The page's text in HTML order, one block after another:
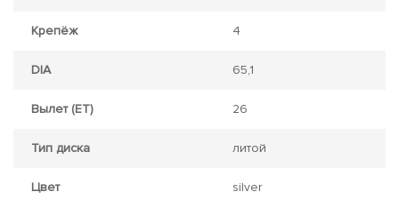
Крепёж 4
DIA 65,1
Вылет (ET) 26
Тип диска литой
Цвет silver